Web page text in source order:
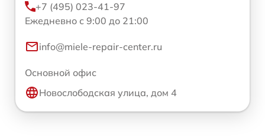
+7 (495) 023-41-97
Ежедневно с 9:00 до 21:00
info@miele-repair-center.ru
Основной офис
Новослободская улица, дом 4